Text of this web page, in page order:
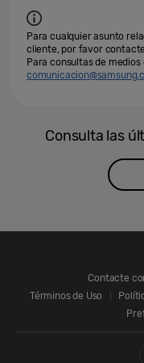
Para cualquier asunto
cliente, por favor
Para consultas de
Consulta las
Contacte
Términos de Uso